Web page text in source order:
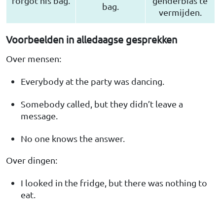
bag.
vermijden.
Voorbeelden in alledaagse gesprekken
Over mensen:
Everybody at the party was dancing.
Somebody called, but they didn’t leave a
message.
No one knows the answer.
Over dingen:
I looked in the fridge, but there was nothing to
eat.